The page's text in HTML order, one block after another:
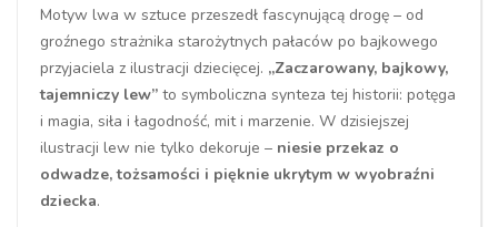
Motyw lwa w sztuce przeszedł fascynującą drogę – od
groźnego strażnika starożytnych pałaców po bajkowego
przyjaciela z ilustracji dziecięcej. „Zaczarowany, bajkowy,
tajemniczy lew” to symboliczna synteza tej historii: potęga
i magia, siła i łagodność, mit i marzenie. W dzisiejszej
ilustracji lew nie tylko dekoruje – niesie przekaz o
odwadze, tożsamości i pięknie ukrytym w wyobraźni
dziecka.